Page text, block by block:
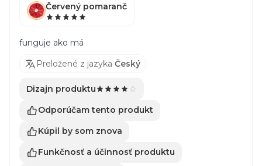
Červený pomaranč
funguje ako má
Preložené z jazyka Český
Dizajn produktu
Odporúčam tento produkt
Kúpil by som znova
Funkčnosť a účinnosť produktu